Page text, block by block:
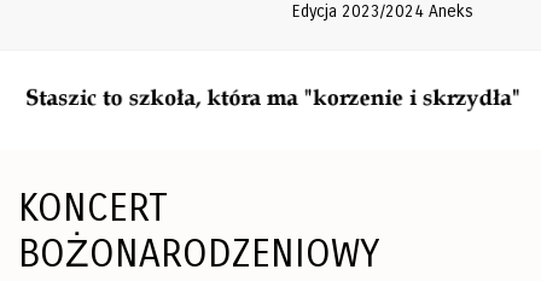
Edycja 2023/2024 Aneks
KONCERT
BOŻONARODZENIOWY